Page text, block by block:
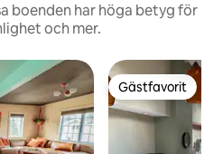
boenden har höga betyg för
och mer.
Gästfavorit
Gästfavorit